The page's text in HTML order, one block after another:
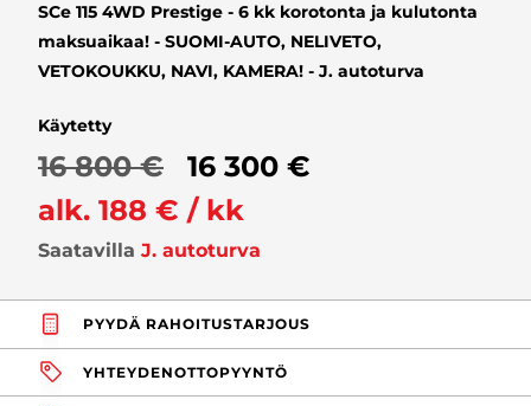
SCe 115 4WD Prestige - 6 kk korotonta ja kulutonta
maksuaikaa! - SUOMI-AUTO, NELIVETO,
VETOKOUKKU, NAVI, KAMERA! - J. autoturva
Käytetty
16 800 €
16 300 €
alk. 188 € / kk
Saatavilla J. autoturva
PYYDÄ RAHOITUSTARJOUS
YHTEYDENOTTOPYYNTÖ